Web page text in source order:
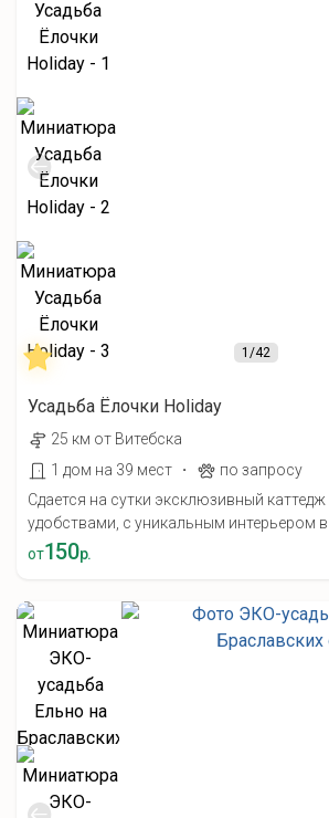
1/42
Усадьба Ёлочки Holiday
25 км от Витебска
1 дом на 39 мест
·
по запросу
Сдается на сутки эксклюзивный
удобствами, с уникальным интерьером в
от150р.